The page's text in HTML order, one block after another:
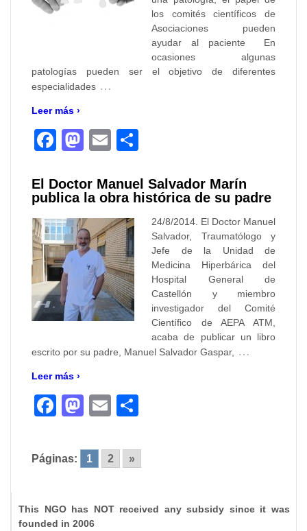
los comités científicos de
Asociaciones pueden
ayudar al paciente En
ocasiones algunas
patologías pueden ser el objetivo de diferentes
especialidades …
Leer más ›
Facebook
Mastodon
Email
El Doctor Manuel Salvador Marín
publica la obra histórica de su padre
24/8/2014. El Doctor Manuel
Salvador, Traumatólogo y
Jefe de la Unidad de
Medicina Hiperbárica del
Hospital General de
Castellón y miembro
investigador del Comité
Científico de AEPA ATM,
acaba de publicar un libro
escrito por su padre, Manuel Salvador Gaspar,
…
Leer más ›
Facebook
Mastodon
Email
Páginas: 1 2 »
This NGO has NOT received any subsidy since it was
founded in 2006